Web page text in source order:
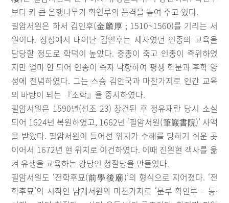
보다 키 큰 은행나무가 확연루의 품격을 높여 주고 있다.
필암서원은 하서 김인후(金麟厚 ; 1510~1560)를 기리는 서
원이다. 장성에서 태어난 김인후는 세자였던 인종의 교육을
담당할 정도로 학덕이 높았다. 중종이 죽고 인종이 즉위하였
지만 얼마 안 되어 인종이 죽자 낙향하여 평생 학문과 후학 양
성에 전념하였다. 그는 스승 김안국과 마찬가지로 인간 교육
의 바탕이 되는 『소학』을 중시하였다.
필암서원은 1590년(선조 23) 창건된 후 정유재란 당시 소실
되어 1624년 복원하였고, 1662년 ‘필암서원(筆巖書院)’ 사액
을 받았다. 필암서원이 들어선 위치가 수해를 당하기 쉬운 곳
이어서 1672년 현 위치로 이건하였다. 이때 진원현 객사를 옮
겨 유생을 교육하는 강당인 청절당을 만들었다.
필암서원도 ‘전학후묘(前學後廟)’의 형식으로 지어졌다. ‘전
학후묘’의 시작인 남계서원와 마찬가지로 ‘문루 확연루 – 동·